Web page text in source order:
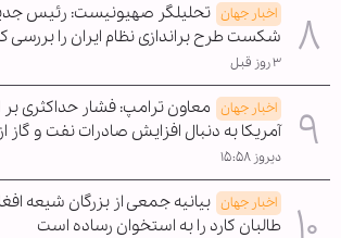
اخبار جهان تحلیلگر صهیونیست: رئیس
شکست طرح براندازی نظام ایران را بررسی
۳ روز قبل
اخبار جهان معاون ترامپ: فشار حداکثری بر
آمریکا به دنبال افزایش صادرات نفت و
دیروز ۱۵:۵۸
اخبار جهان بیانیه جمعی از بزرگان شیعه
طالبان کارد را به استخوان رساده است